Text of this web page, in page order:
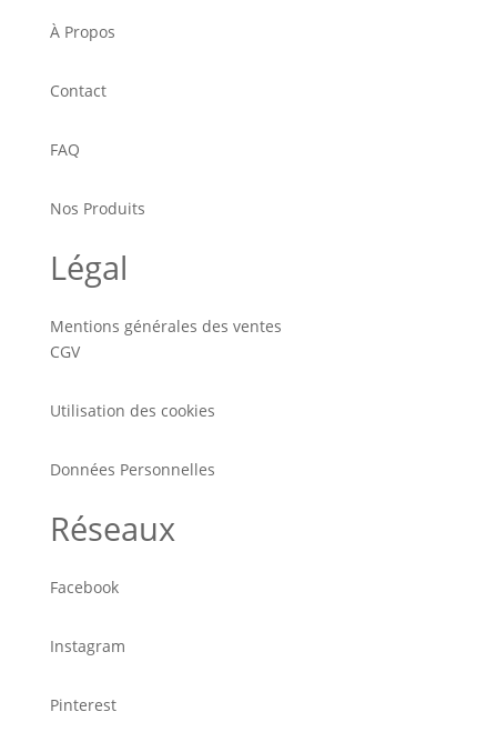
À Propos
Contact
FAQ
Nos Produits
Légal
Mentions générales des ventes
CGV
Utilisation des cookies
Données Personnelles
Réseaux
Facebook
Instagram
Pinterest